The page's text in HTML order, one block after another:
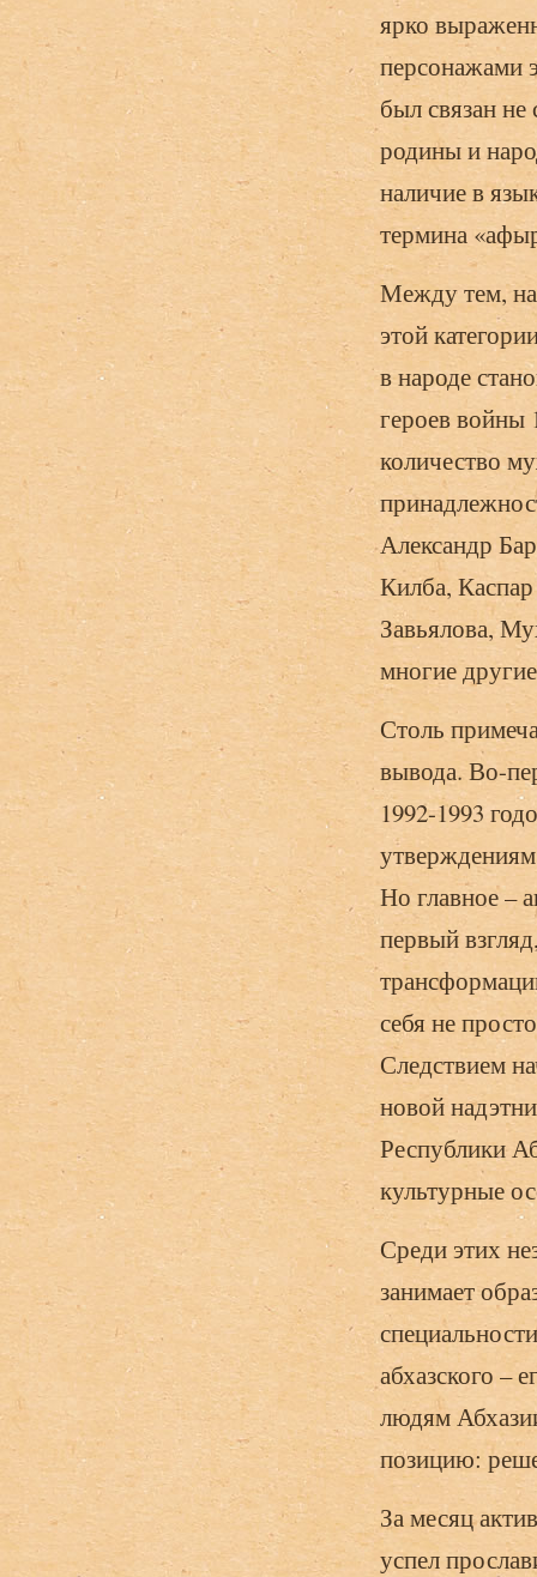
ярко
персонажами
был связан
родины и
наличие в
термина
Между тем,
этой
в народе
героев войны
количество
Александр
Килба,
Завьялова,
многие
Столь
вывода. Во-
1992-1993
Но главное –
первый
себя не
Следствием
новой
Республики
культурные
Среди этих
занимает
абхазского –
людям
позицию:
За месяц
успел